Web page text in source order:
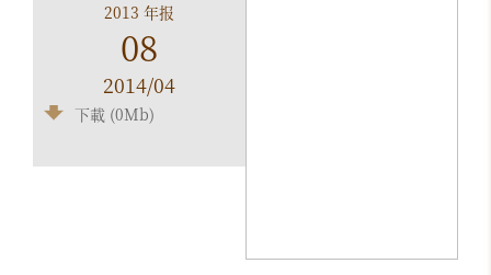
2013 年报
08
2014/04
下載 (0Mb)